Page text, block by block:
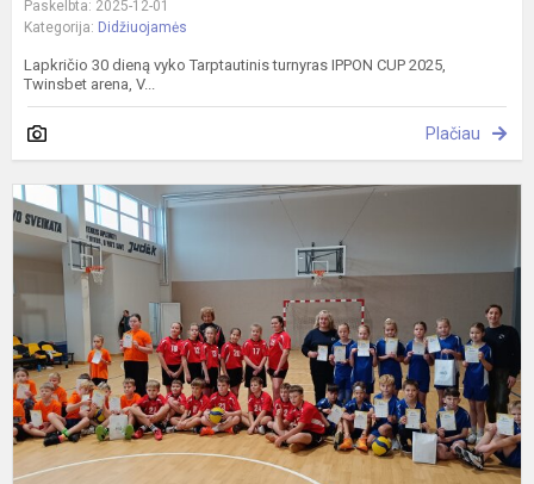
Paskelbta: 2025-12-01
Kategorija: Didžiuojamės
Lapkričio 30 dieną vyko Tarptautinis turnyras IPPON CUP 2025,
Twinsbet arena, V...
Plačiau